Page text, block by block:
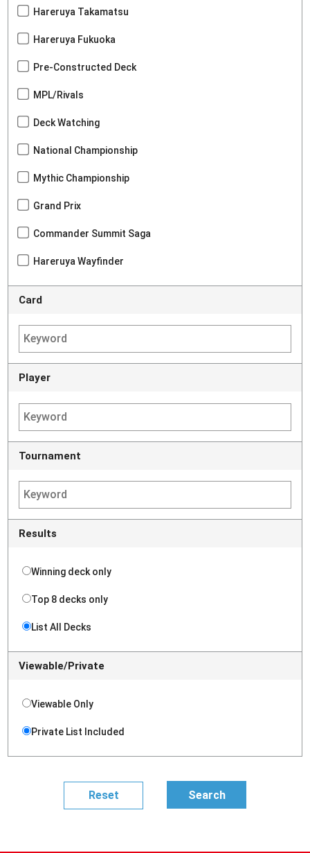
Hareruya Takamatsu
Hareruya Fukuoka
Pre-Constructed Deck
MPL/Rivals
Deck Watching
National Championship
Mythic Championship
Grand Prix
Commander Summit Saga
Hareruya Wayfinder
Card
Player
Tournament
Results
Winning deck only
Top 8 decks only
List All Decks
Viewable/Private
Viewable Only
Private List Included